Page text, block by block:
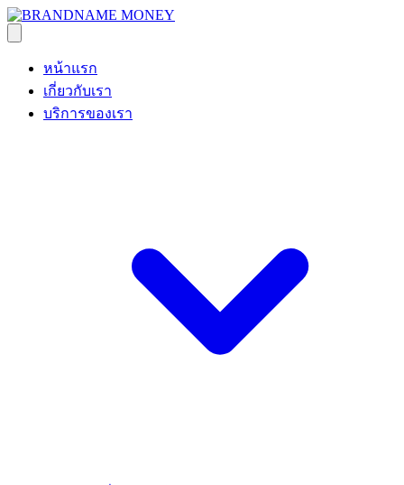
หน้าแรก
เกี่ยวกับเรา
บริการของเรา